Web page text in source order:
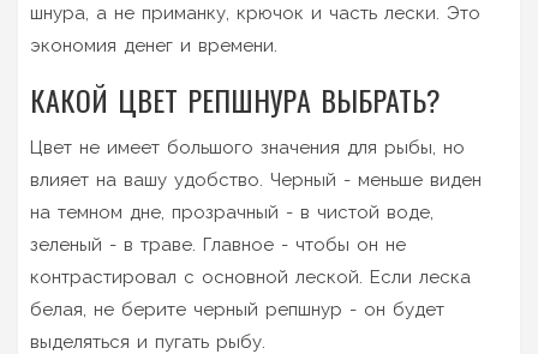
шнура, а не приманку, крючок и часть лески. Это
экономия денег и времени.
КАКОЙ ЦВЕТ РЕПШНУРA ВЫБРАТЬ?
Цвет не имеет большого значения для рыбы, но
влияет на вашу удобство. Черный - меньше виден
на темном дне, прозрачный - в чистой воде,
зеленый - в траве. Главное - чтобы он не
контрастировал с основной леской. Если леска
белая, не берите черный репшнур - он будет
выделяться и пугать рыбу.